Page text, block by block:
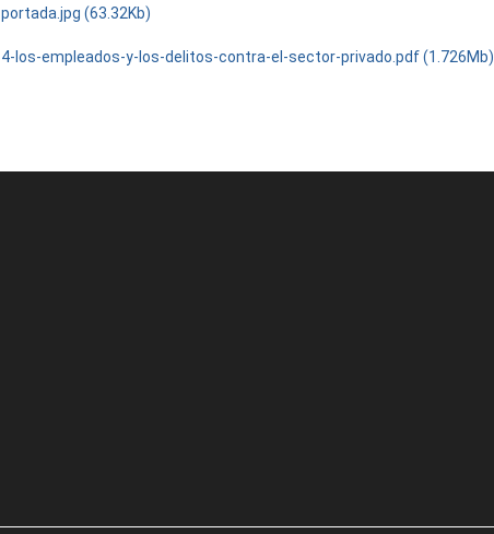
portada.jpg (63.32Kb)
4-los-empleados-y-los-delitos-contra-el-sector-privado.pdf (1.726Mb)